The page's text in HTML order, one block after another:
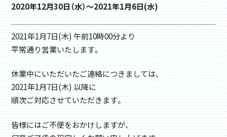
2020年12月30日（水）～2021年1月6日(水)
2021年1月7日(木) 午前10時00分より
平常通り営業いたします。
休業中にいただいたご連絡につきましては、
2021年1月7日(木) 以降に
順次ご対応させていただきます。
皆様にはご不便をおかけしますが、